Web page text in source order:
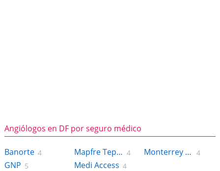
Angiólogos en DF por seguro médico
Banorte 4
GNP 5
Mapfre Tepeyac 4
Medi Access 4
Monterrey Ny Life 4